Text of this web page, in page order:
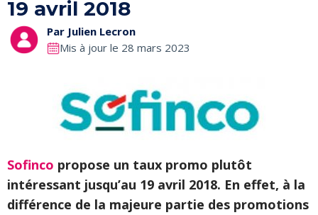
19 avril 2018
Par Julien Lecron
Mis à jour le 28 mars 2023
Sofinco propose un taux promo plutôt
intéressant jusqu’au 19 avril 2018. En effet, à la
différence de la majeure partie des promotions